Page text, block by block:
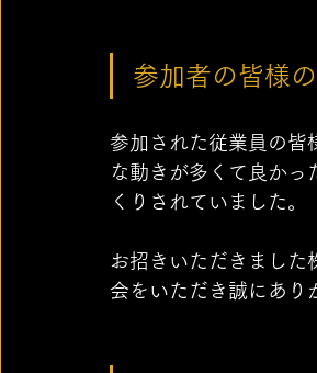
参加者の皆様
参加された従業員の皆
な動きが多くて良か
くりされていました。
お招きいただきました
会をいただき誠にあり